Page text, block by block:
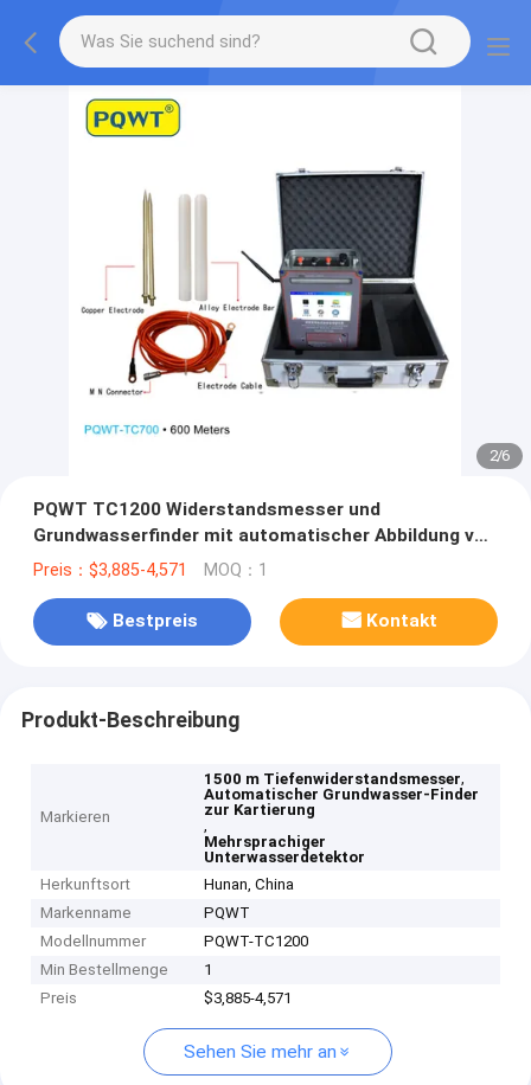
2/6
PQWT TC1200 Widerstandsmesser und
Grundwasserfinder mit automatischer Abbildung von
1500 m Tiefe und Mehrsprachegliederung
Preis：$3,885-4,571 MOQ：1
Bestpreis Kontakt
Produkt-Beschreibung
Markieren
1500 m Tiefenwiderstandsmesser,
Automatischer Grundwasser-Finder
zur Kartierung
,
Mehrsprachiger
Unterwasserdetektor
Herkunftsort
Hunan, China
Markenname
PQWT
Modellnummer
PQWT-TC1200
Min Bestellmenge
1
Preis
$3,885-4,571
Sehen Sie mehr an